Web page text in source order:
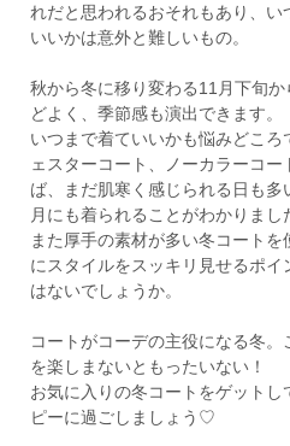
れだと思われるおそれもあり、
いいかは意外と難しいもの。
秋から冬に移り変わる11月下旬
どよく、季節感も演出できます。
いつまで着ていいかも悩みどこ
ェスターコート、ノーカラーコ
ば、まだ肌寒く感じられる日も
月にも着られることがわかりまし
また厚手の素材が多い冬コート
にスタイルをスッキリ見せるポ
はないでしょうか。
コートがコーデの主役になる冬
を楽しまないともったいない！
お気に入りの冬コートをゲット
ピーに過ごしましょう♡